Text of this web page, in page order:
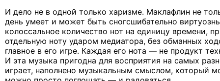
И дело не в одной только харизме. Маклафлин не
день умеет и может быть сногсшибательно
колоссальное количество нот на единицу времени,
отдельную ноту ударом медиатора, без обманных
главное в его игре. Каждая его нота — не продукт
И эта музыка пригодна для восприятия на самых
играет, наполнено музыкальным смыслом, который